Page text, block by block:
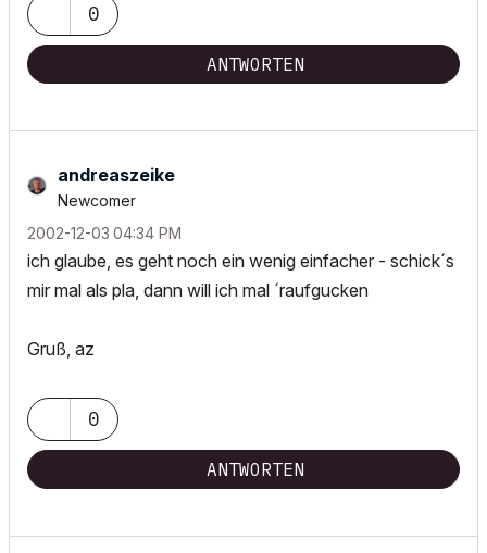
0
ANTWORTEN
andreaszeike
Newcomer
‎2002-12-03 04:34 PM
ich glaube, es geht noch ein wenig einfacher - schick´s
mir mal als pla, dann will ich mal ´raufgucken
Gruß, az
0
ANTWORTEN